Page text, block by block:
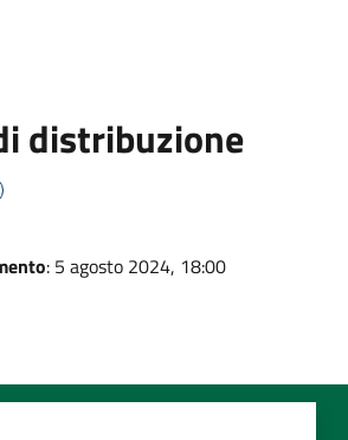
distribuzione
: 5 agosto 2024, 18:00